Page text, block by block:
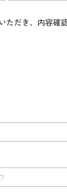
ただき、内容確